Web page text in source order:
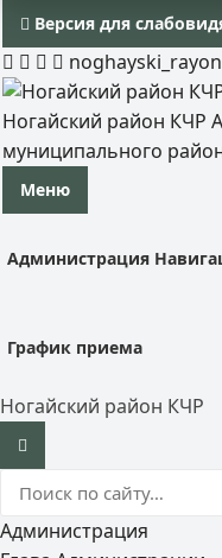
Версия для
Ногайский район КЧР
муниципального
Меню
Администрация
График приема
Ногайский район КЧР
Администрация